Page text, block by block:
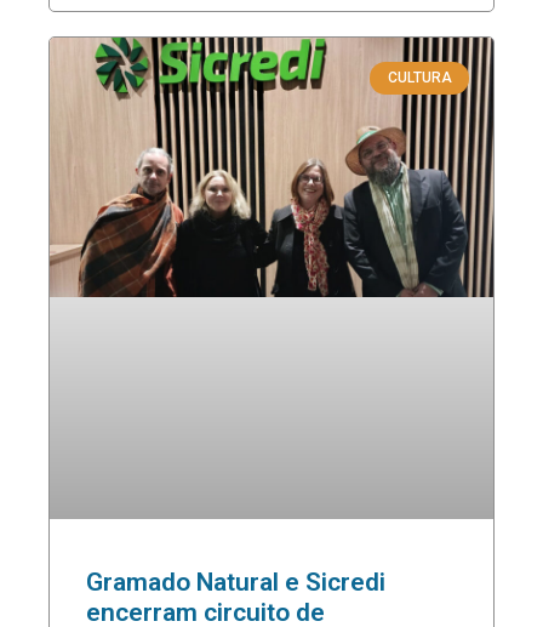
CULTURA
Gramado Natural e Sicredi
encerram circuito de